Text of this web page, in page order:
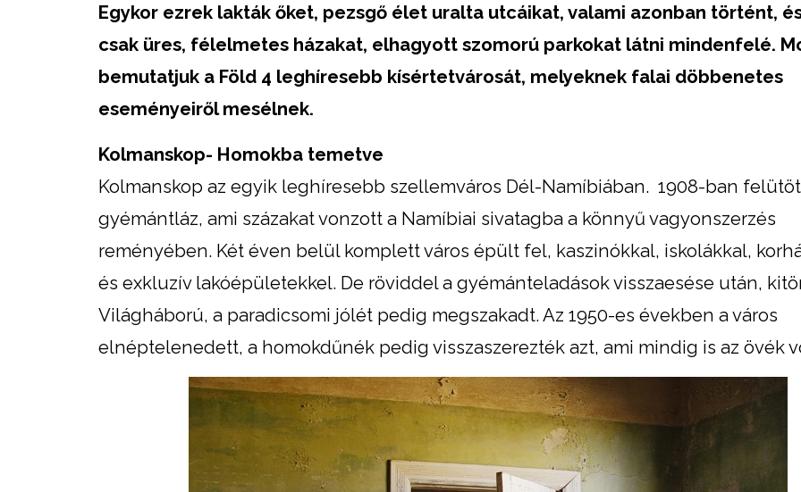
Egykor ezrek lakták őket, pezsgő élet uralta utcáikat, valami azonban történt,
csak üres, félelmetes házakat, elhagyott szomorú parkokat látni mindenfelé.
bemutatjuk a Föld 4 leghíresebb kísértetvárosát, melyeknek falai döbbenetes
eseményeiről mesélnek.
Kolmanskop- Homokba temetve
Kolmanskop az egyik leghíresebb szellemváros Dél-Namíbiában. 1908-ban
gyémántláz, ami százakat vonzott a Namíbiai sivatagba a könnyű vagyonszerzés
reményében. Két éven belül komplett város épült fel, kaszinókkal, iskolákkal,
és exkluzív lakóépületekkel. De röviddel a gyémánteladások visszaesése után,
Világháború, a paradicsomi jólét pedig megszakadt. Az 1950-es években a város
elnéptelenedett, a homokdűnék pedig visszaszerezték azt, ami mindig is az övék